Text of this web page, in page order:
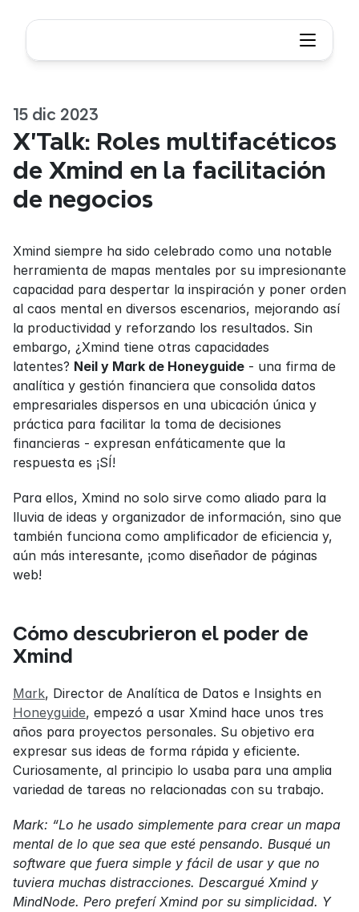
15 dic 2023
X’Talk: Roles multifacéticos
de Xmind en la facilitación
de negocios
Xmind siempre ha sido celebrado como una notable
herramienta de mapas mentales por su impresionante
capacidad para despertar la inspiración y poner orden
al caos mental en diversos escenarios, mejorando así
la productividad y reforzando los resultados. Sin
embargo, ¿Xmind tiene otras capacidades
latentes? Neil y Mark de Honeyguide - una firma de
analítica y gestión financiera que consolida datos
empresariales dispersos en una ubicación única y
práctica para facilitar la toma de decisiones
financieras - expresan enfáticamente que la
respuesta es ¡SÍ!
Para ellos, Xmind no solo sirve como aliado para la
lluvia de ideas y organizador de información, sino que
también funciona como amplificador de eficiencia y,
aún más interesante, ¡como diseñador de páginas
web!
Cómo descubrieron el poder de
Xmind
Mark
Honeyguide, empezó a usar Xmind hace unos tres
años para proyectos personales. Su objetivo era
expresar sus ideas de forma rápida y eficiente.
Curiosamente, al principio lo usaba para una amplia
variedad de tareas no relacionadas con su trabajo.
Mark: “Lo he usado simplemente para crear un mapa
mental de lo que sea que esté pensando. Busqué un
software que fuera simple y fácil de usar y que no
tuviera muchas distracciones. Descargué Xmind y
MindNode. Pero preferí Xmind por su simplicidad. Y